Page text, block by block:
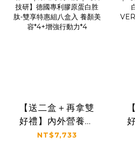
【送二盒＋再拿雙
好禮】內外營養補
給雙享購｜養顏X行
NT$7,733